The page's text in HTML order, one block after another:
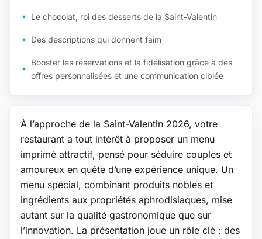
Le chocolat, roi des desserts de la Saint-Valentin
Des descriptions qui donnent faim
Booster les réservations et la fidélisation grâce à des
offres personnalisées et une communication ciblée
À l’approche de la Saint-Valentin 2026, votre
restaurant a tout intérêt à proposer un menu
imprimé attractif, pensé pour séduire couples et
amoureux en quête d’une expérience unique. Un
menu spécial, combinant produits nobles et
ingrédients aux propriétés aphrodisiaques, mise
autant sur la qualité gastronomique que sur
l’innovation. La présentation joue un rôle clé : des